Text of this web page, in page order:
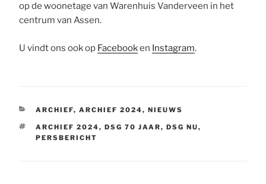
op de woonetage van Warenhuis Vanderveen in het
centrum van Assen.
U vindt ons ook op Facebooken Instagram.
CATEGORIEËN
ARCHIEF, ARCHIEF 2024, NIEUWS
TAGS
ARCHIEF 2024, DSG 70 JAAR, DSG NU,
PERSBERICHT